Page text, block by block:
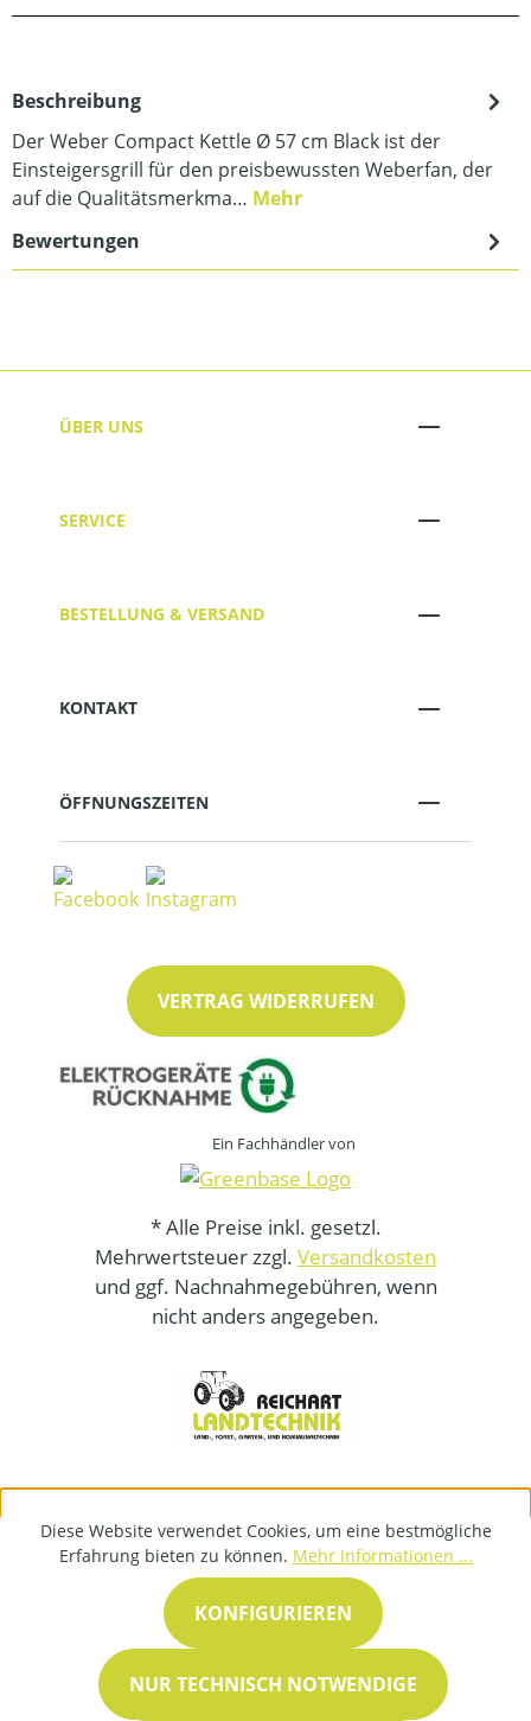
Beschreibung
Der Weber Compact Kettle Ø 57 cm Black ist der
Einsteigersgrill für den preisbewussten Weberfan, der
auf die Qualitätsmerkma… Mehr
Bewertungen
ÜBER UNS
SERVICE
BESTELLUNG & VERSAND
KONTAKT
ÖFFNUNGSZEITEN
VERTRAG WIDERRUFEN
Ein Fachhändler von
* Alle Preise inkl. gesetzl.
Mehrwertsteuer zzgl. Versandkosten
und ggf. Nachnahmegebühren, wenn
nicht anders angegeben.
Diese Website verwendet Cookies, um eine bestmögliche
Erfahrung bieten zu können. Mehr Informationen ...
NUR TECHNISCH NOTWENDIGE
KONFIGURIEREN